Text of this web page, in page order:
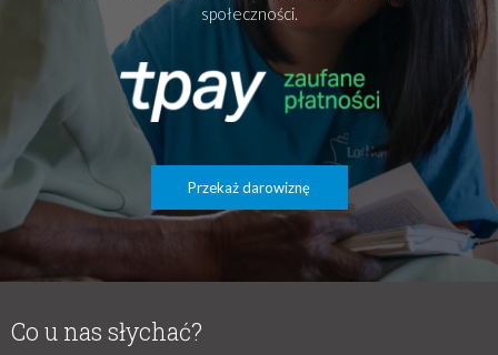
społeczności.
Przekaż darowiznę
Co u nas słychać?